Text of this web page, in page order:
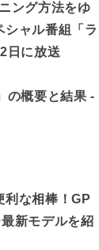
ング方法をゆ
シャル番組「ラ
日に放送
の概要と結果 -
利な相棒！GP
新モデルを紹